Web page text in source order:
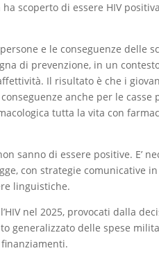
scoperto di essere HIV
e le conseguenze delle
di prevenzione, in un
Il risultato è che i
anche per le casse
tutta la vita con
sanno di essere positive. E’
con strategie comunicative
linguistiche.
nel 2025, provocati dalla
generalizzato delle spese